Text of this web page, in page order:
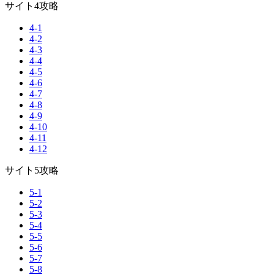
サイト4攻略
4-1
4-2
4-3
4-4
4-5
4-6
4-7
4-8
4-9
4-10
4-11
4-12
サイト5攻略
5-1
5-2
5-3
5-4
5-5
5-6
5-7
5-8